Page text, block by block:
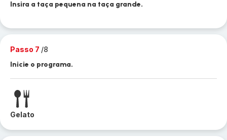
Insira a taça pequena na taça grande.
Passo 7 /8
Inicie o programa.
Gelato